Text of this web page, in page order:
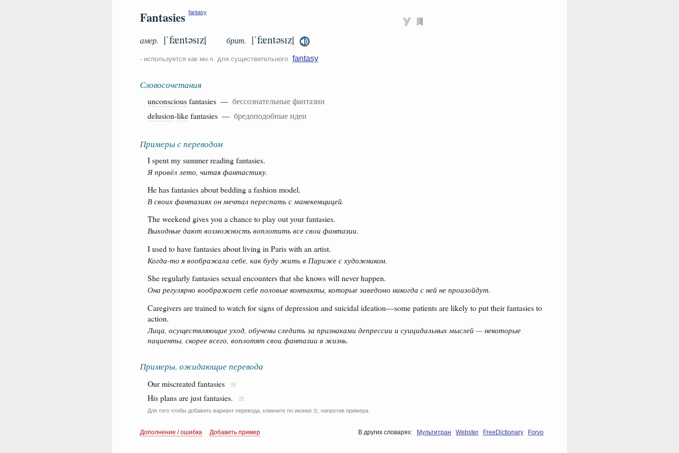
Fantasies fantasy
амер. |ˈfæntəsɪz| брит. |ˈfæntəsɪz|
- используется как мн.ч. для существительного fantasy
Словосочетания
unconsciousfantasies — бессознательные фантазии
delusion-likefantasies — бредоподобные идеи
Примеры с переводом
I spent my summer reading fantasies.
Я провёл лето, читая фантастику.
He has fantasies about bedding a fashion model.
В своих фантазиях он мечтал переспать с манекенщицей.
The weekend gives you a chance to play out your fantasies.
Выходные дают возможность воплотить все свои фантазии.
I used to have fantasies about living in Paris with an artist.
Когда-то я воображала себе, как буду жить в Париже с художником.
She regularly fantasies sexual encounters that she knows will never happen.
Она регулярно воображает себе половые контакты, которые заведомо никогда с ней не произойдут.
Caregivers are trained to watch for signs of depression and suicidal ideation—some patients are likely to put their fantasies to
action.
Лица, осуществляющие уход, обучены следить за признаками депрессии и суицидальных мыслей — некоторые
пациенты, скорее всего, воплотят свои фантазии в жизнь.
Примеры, ожидающие перевода
Our miscreated fantasies
His plans are just fantasies.
Для того чтобы добавить вариант перевода, кликните по иконке ☰ , напротив примера.
Дополнение / ошибка Добавить пример В других словарях: Мультитран Webster FreeDictionary Forvo